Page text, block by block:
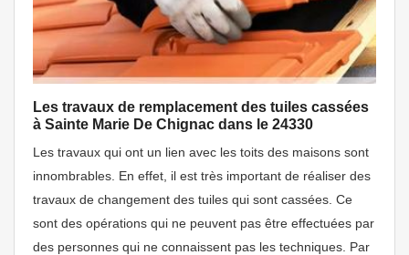
Les travaux de remplacement des tuiles cassées
à Sainte Marie De Chignac dans le 24330
Les travaux qui ont un lien avec les toits des maisons sont
innombrables. En effet, il est très important de réaliser des
travaux de changement des tuiles qui sont cassées. Ce
sont des opérations qui ne peuvent pas être effectuées par
des personnes qui ne connaissent pas les techniques. Par